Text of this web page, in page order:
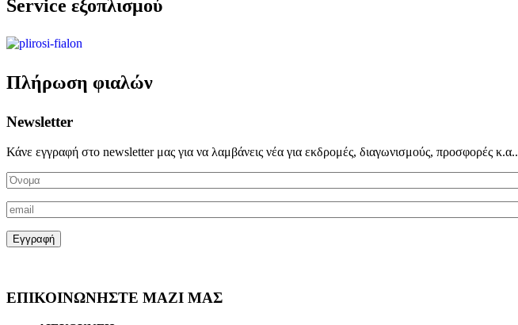
Service εξοπλισμού
Πλήρωση φιαλών
Newsletter
Κάνε εγγραφή στο newsletter μας για να λαμβάνεις νέα για εκδρομές, διαγωνισμούς, προσφορές κ.α..
ΕΠΙΚΟΙΝΩΝΗΣΤΕ ΜΑΖΙ ΜΑΣ